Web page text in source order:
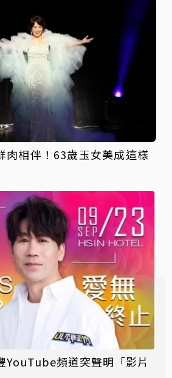
相伴！63歲玉女美成這樣
YouTube頻道突聲明「影片